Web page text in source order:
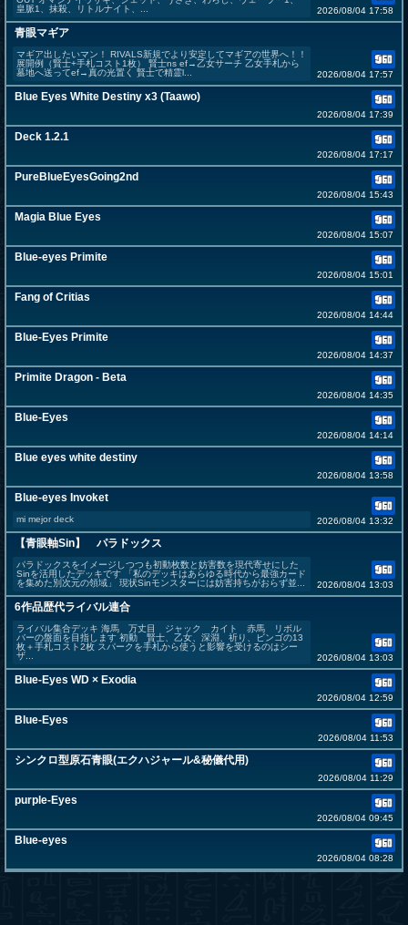
皇脈1、抹殺、リトルナイト、...
2026/08/04 17:58
青眼マギア
マギア出したいマン！ RIVALS新規でより安定してマギアの世界へ！！
展開例（賢士+手札コスト1枚） 賢士ns ef→乙女サーチ 乙女手札から
墓地へ送ってef→真の光置く 賢士で精霊l...
2026/08/04 17:57
Blue Eyes White Destiny x3 (Taawo)
2026/08/04 17:39
Deck 1.2.1
2026/08/04 17:17
PureBlueEyesGoing2nd
2026/08/04 15:43
Magia Blue Eyes
2026/08/04 15:07
Blue-eyes Primite
2026/08/04 15:01
Fang of Critias
2026/08/04 14:44
Blue-Eyes Primite
2026/08/04 14:37
Primite Dragon - Beta
2026/08/04 14:35
Blue-Eyes
2026/08/04 14:14
Blue eyes white destiny
2026/08/04 13:58
Blue-eyes Invoket
mi mejor deck 2026/08/04 13:32
【青眼軸Sin】 パラドックス
パラドックスをイメージしつつも初動枚数と妨害数を現代寄せにした
Sinを活用したデッキです 「私のデッキはあらゆる時代から最強カード
を集めた別次元の領域」 現状Sinモンスターには妨害持ちがおらず並...
2026/08/04 13:03
6作品歴代ライバル連合
ライバル集合デッキ 海馬 万丈目 ジャック カイト 赤馬 リボル
バーの盤面を目指します 初動 賢士、乙女、深淵、祈り、ビンゴの13
枚＋手札コスト2枚 スパークを手札から使うと影響を受けるのはシー
ザ...
2026/08/04 13:03
Blue-Eyes WD × Exodia
2026/08/04 12:59
Blue-Eyes
2026/08/04 11:53
シンクロ型原石青眼(エクハジャール&秘儀代用)
2026/08/04 11:29
purple-Eyes
2026/08/04 09:45
Blue-eyes
2026/08/04 08:28